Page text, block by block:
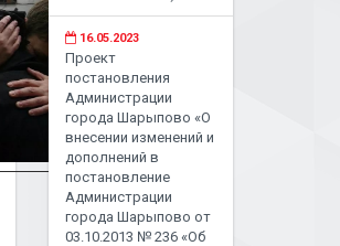
16.05.2023
Проект
постановления
Администрации
города Шарыпово «О
внесении изменений и
дополнений в
постановление
Администрации
города Шарыпово от
03.10.2013 № 236 «Об